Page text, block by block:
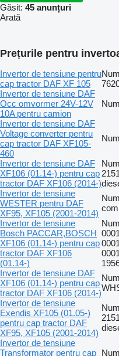
Găsit: 45 anunțuri
Arată
Prețurile pentru
Invertor de tensiune pentru
cap tractor DAF XF 105
Invertor de tensiune DAF
Occ omvormer 24V-12V
10A pentru camion
Invertor de tensiune DAF
Voltage converter pentru
cap tractor DAF XF105-
460
Invertor de tensiune DAF
XF106 (01.14-) pentru cap
tractor DAF XF106 (2014-)
Invertor de tensiune
WESTER pentru DAF
XF95, XF105 (2001-2014)
Invertor de tensiune
Bosch PACCAR,BOSCH
XF106 (01.14-) pentru cap
tractor DAF XF106
(01.14-)
Invertor de tensiune DAF
XF106 (01.14-) pentru cap
tractor DAF XF106 (2014-)
Invertor de tensiune
Exendis XF105 (01.05-)
pentru cap tractor DAF
XF95, XF105 (2001-2014)
Invertor de tensiune
Transformator pentru cap